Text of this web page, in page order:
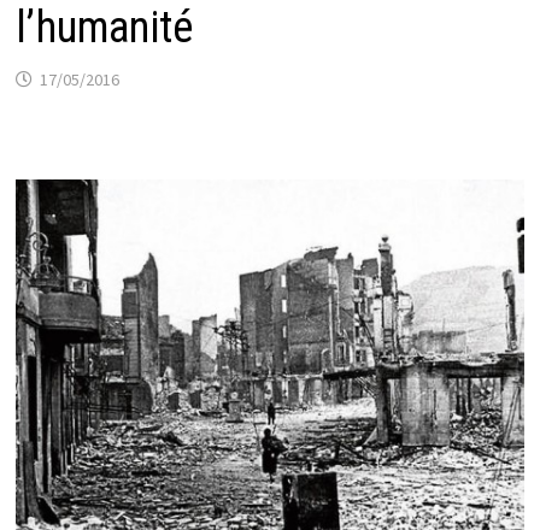
l’humanité
17/05/2016